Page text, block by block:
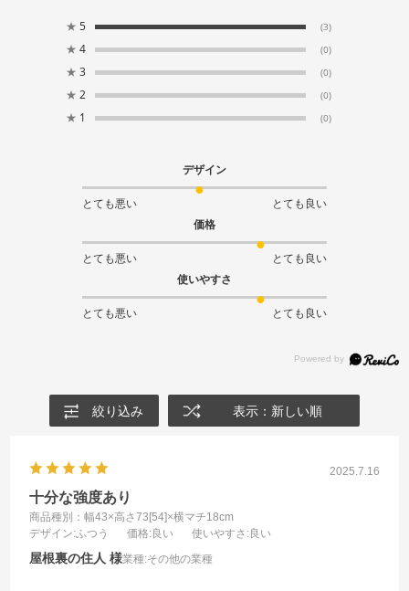
★ 5 (3)
★ 4 (0)
★ 3 (0)
★ 2 (0)
★ 1 (0)
デザイン
とても悪い
とても良い
価格
とても悪い
とても良い
使いやすさ
とても悪い とても良い
絞り込み 表示：新しい順
2025.7.16
十分な強度あり
商品種別：幅43×高さ73[54]×横マチ18cm
デザイン:ふつう 価格:良い 使いやすさ :良い
屋根裏の住人 業種:その他の業種